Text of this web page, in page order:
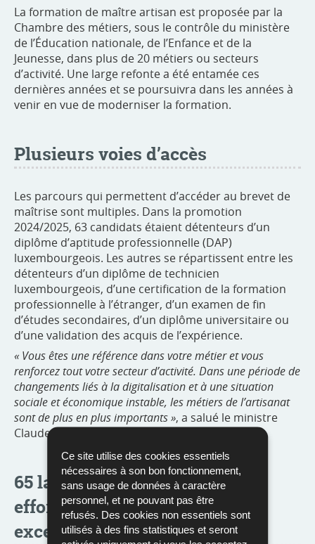
Ce site utilise des cookies essentiels
nécessaires à son bon fonctionnement,
sans usage de données à caractère
personnel, et ne pouvant pas être
refusés. Des cookies non essentiels sont
utilisés à des fins statistiques et seront
La formation de maître artisan est proposée par la
Chambre des métiers, sous le contrôle du ministère
de l’Éducation nationale, de l’Enfance et de la
Jeunesse, dans plus de 20 métiers ou secteurs
d’activité. Une large refonte a été entamée ces
dernières années et se poursuivra dans les années à
venir en vue de moderniser la formation.
Plusieurs voies d’accès
Les parcours qui permettent d’accéder au brevet de
maîtrise sont multiples. Dans la promotion
2024/2025, 63 candidats étaient détenteurs d’un
diplôme d’aptitude professionnelle (DAP)
luxembourgeois. Les autres se répartissent entre les
détenteurs d’un diplôme de technicien
luxembourgeois, d’une certification de la formation
professionnelle à l’étranger, d’un examen de fin
d’études secondaires, d’un diplôme universitaire ou
d’une validation des acquis de l’expérience.
« Vous êtes une référence dans votre métier et vous
renforcez tout votre secteur d’activité. Dans une période de
changements liés à la digitalisation et à une situation
sociale et économique instable, les métiers de l’artisanat
sont de plus en plus importants », a salué le ministre
Claude Meisch.
65 lauréats honorés pour leurs
efforts et leurs résultats
exceptionnels